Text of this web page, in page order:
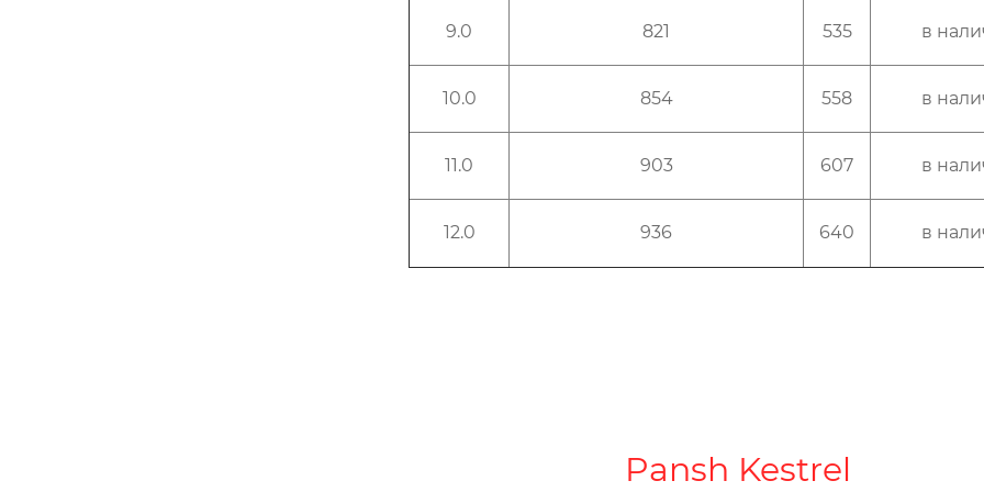
9.0 821 535 в
10.0 854 558 в
11.0 903 607 в
12.0 936 640 в
Pansh Kestrel